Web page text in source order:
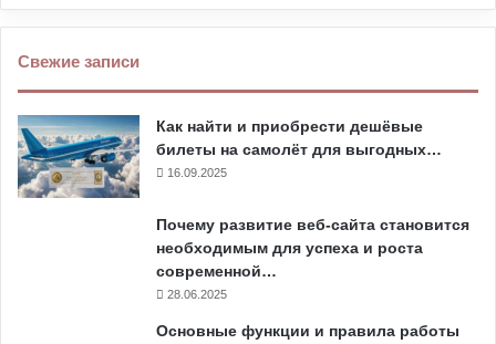
Свежие записи
Как найти и приобрести дешёвые
билеты на самолёт для выгодных…
16.09.2025
Почему развитие веб-сайта становится
необходимым для успеха и роста
современной…
28.06.2025
Основные функции и правила работы